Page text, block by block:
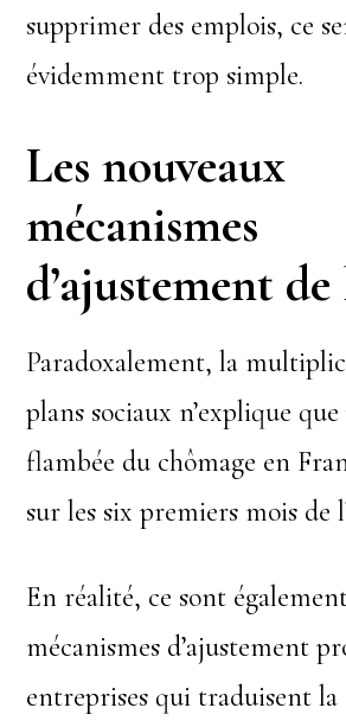
supprimer des emplois, ce
évidemment trop simple.
Les nouveaux
mécanismes
d’ajustement de
Paradoxalement, la
plans sociaux n’explique
flambée du chômage en
sur les six premiers mois de
En réalité, ce sont
mécanismes d’ajustement
entreprises qui traduisent